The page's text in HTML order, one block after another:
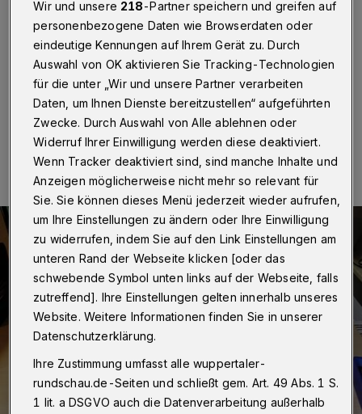
in Elberfeld ist jetzt das "Nerdcafé" gestartet. Das
Team um Christian Opfermann, selbst IT-Fachmann
und seines Zeichens "Nerd", führt fachmännisch in die
Welt der Bits und Bytes ein.
Wir und unsere 218-Partner speichern und greifen auf
personenbezogene Daten wie Browserdaten oder
eindeutige Kennungen auf Ihrem Gerät zu. Durch
Auswahl von OK aktivieren Sie Tracking-Technologien
für die unter „Wir und unsere Partner verarbeiten
Daten, um Ihnen Dienste bereitzustellen“ aufgeführten
Zwecke. Durch Auswahl von Alle ablehnen oder
Widerruf Ihrer Einwilligung werden diese deaktiviert.
Wenn Tracker deaktiviert sind, sind manche Inhalte und
Anzeigen möglicherweise nicht mehr so relevant für
Sie. Sie können dieses Menü jederzeit wieder aufrufen,
um Ihre Einstellungen zu ändern oder Ihre Einwilligung
zu widerrufen, indem Sie auf den Link Einstellungen am
unteren Rand der Webseite klicken [oder das
schwebende Symbol unten links auf der Webseite, falls
zutreffend]. Ihre Einstellungen gelten innerhalb unseres
Website. Weitere Informationen finden Sie in unserer
Datenschutzerklärung.
Ihre Zustimmung umfasst alle wuppertaler-
rundschau.de-Seiten und schließt gem. Art. 49 Abs. 1 S.
1 lit. a DSGVO auch die Datenverarbeitung außerhalb